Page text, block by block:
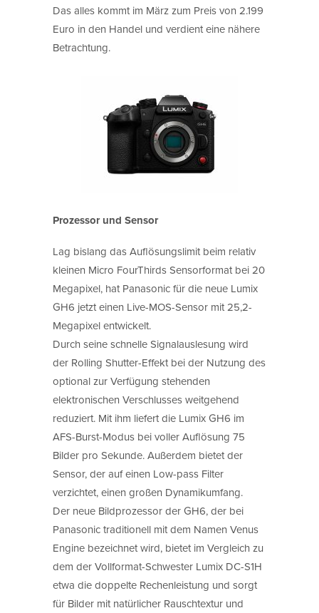
Das alles kommt im März zum Preis von 2.199
Euro in den Handel und verdient eine nähere
Betrachtung.
Prozessor und Sensor
Lag bislang das Auflösungslimit beim relativ
kleinen Micro FourThirds Sensorformat bei 20
Megapixel, hat Panasonic für die neue Lumix
GH6 jetzt einen Live-MOS-Sensor mit 25,2-
Megapixel entwickelt.
Durch seine schnelle Signalauslesung wird
der Rolling Shutter-Effekt bei der Nutzung des
optional zur Verfügung stehenden
elektronischen Verschlusses weitgehend
reduziert. Mit ihm liefert die Lumix GH6 im
AFS-Burst-Modus bei voller Auflösung 75
Bilder pro Sekunde. Außerdem bietet der
Sensor, der auf einen Low-pass Filter
verzichtet, einen großen Dynamikumfang.
Der neue Bildprozessor der GH6, der bei
Panasonic traditionell mit dem Namen Venus
Engine bezeichnet wird, bietet im Vergleich zu
dem der Vollformat-Schwester Lumix DC-S1H
etwa die doppelte Rechenleistung und sorgt
für Bilder mit natürlicher Rauschtextur und